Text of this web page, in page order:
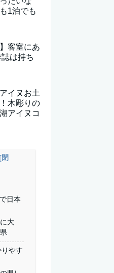
1泊でも
客室にあ
は持ち
イヌお土
木彫りの
アイヌコ
日本
大
やす